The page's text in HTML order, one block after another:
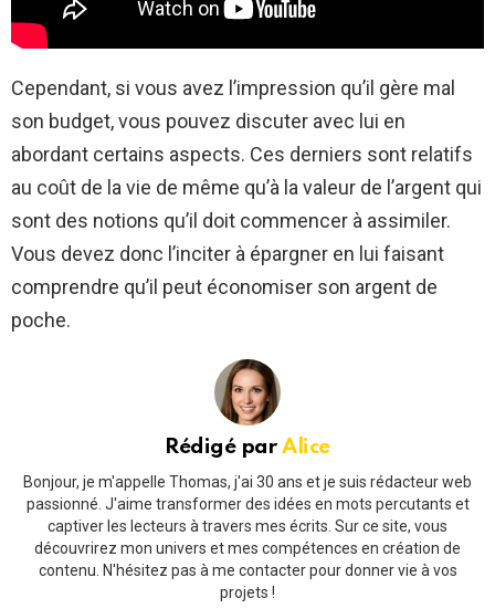
Cependant, si vous avez l’impression qu’il gère mal
son budget, vous pouvez discuter avec lui en
abordant certains aspects. Ces derniers sont relatifs
au coût de la vie de même qu’à la valeur de l’argent qui
sont des notions qu’il doit commencer à assimiler.
Vous devez donc l’inciter à épargner en lui faisant
comprendre qu’il peut économiser son argent de
poche.
Rédigé parAlice
Bonjour, je m'appelle Thomas, j'ai 30 ans et je suis rédacteur web
passionné. J'aime transformer des idées en mots percutants et
captiver les lecteurs à travers mes écrits. Sur ce site, vous
découvrirez mon univers et mes compétences en création de
contenu. N'hésitez pas à me contacter pour donner vie à vos
projets !